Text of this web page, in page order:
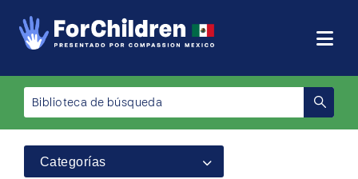
Categorías